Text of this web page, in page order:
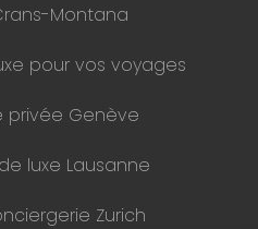
Montana
pour vos voyages
privée Genève
luxe Lausanne
Zurich